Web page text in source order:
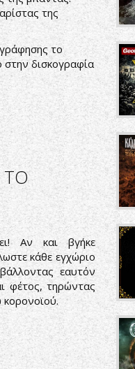
της
το
στην δισκογραφία
ΤΟ
Αν και βγήκε
κάθε εγχώριο
εαυτόν
φέτος, τηρώντας